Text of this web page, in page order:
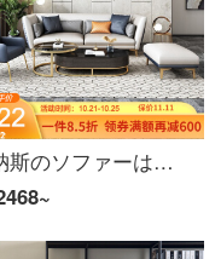
華納斯のソファーは軽くて贅沢な布芸のソファーの客間の小さい戸形が簡単で現代の科学技術の布の3人の位のシングルセットの北欧の風の3人の位の米の白色+深い灰色を組み合わせます。